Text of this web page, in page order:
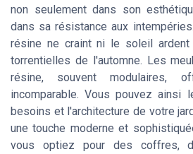
non seulement dans son
dans sa résistance aux
résine ne craint ni le soleil
torrentielles de l'automne. Les
résine, souvent modulaires,
incomparable. Vous pouvez ainsi
besoins et l'architecture de votre
une touche moderne et
vous optiez pour des coffres,